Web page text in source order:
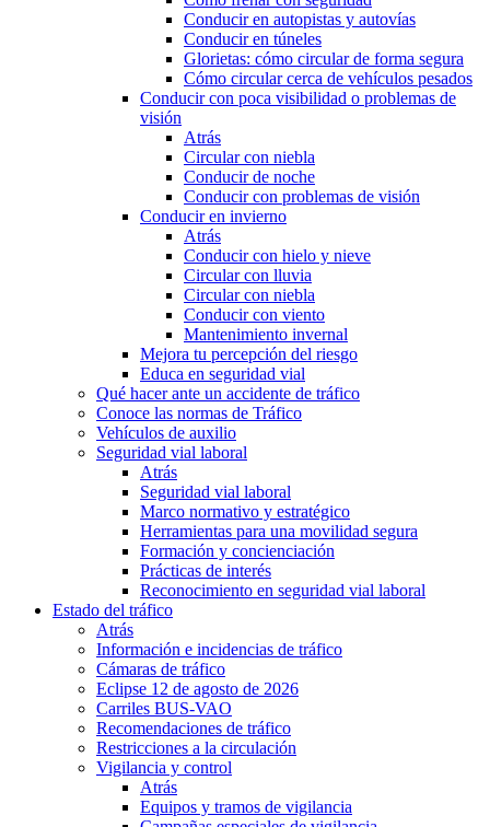
Conducir en autopistas y autovías
Conducir en túneles
Glorietas: cómo circular de forma segura
Cómo circular cerca de vehículos pesados
Conducir con poca visibilidad o problemas de
visión
Atrás
Circular con niebla
Conducir de noche
Conducir con problemas de visión
Conducir en invierno
Atrás
Conducir con hielo y nieve
Circular con lluvia
Circular con niebla
Conducir con viento
Mantenimiento invernal
Mejora tu percepción del riesgo
Educa en seguridad vial
Qué hacer ante un accidente de tráfico
Conoce las normas de Tráfico
Vehículos de auxilio
Seguridad vial laboral
Atrás
Seguridad vial laboral
Marco normativo y estratégico
Herramientas para una movilidad segura
Formación y concienciación
Prácticas de interés
Reconocimiento en seguridad vial laboral
Estado del tráfico
Atrás
Información e incidencias de tráfico
Cámaras de tráfico
Eclipse 12 de agosto de 2026
Carriles BUS-VAO
Recomendaciones de tráfico
Restricciones a la circulación
Vigilancia y control
Atrás
Equipos y tramos de vigilancia